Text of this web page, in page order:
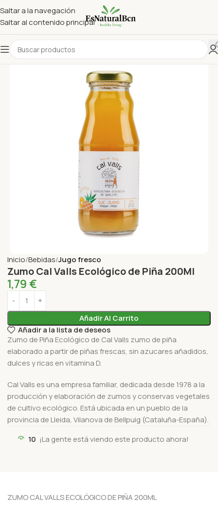
Saltar a la navegación
Saltar al contenido principal
Inicio Bebidas Jugo fresco
Zumo Cal Valls Ecológico de Piña 200Ml
1,79 €
Añadir Al Carrito
Añadir a la lista de deseos
Zumo de Piña Ecológico de Cal Valls zumo de piña
elaborado a partir de piñas frescas, sin azucares añadidos,
dulces y ricas en vitamina D.
Cal Valls es una empresa familiar, dedicada desde 1978 a la
producción y elaboración de zumos y conservas vegetales
de cultivo ecológico. Está ubicada en un pueblo de la
provincia de Lleida, Vilanova de Bellpuig (Cataluña-España).
10 ¡La gente está viendo este producto ahora!
ZUMO CAL VALLS ECOLÓGICO DE PIÑA 200ML